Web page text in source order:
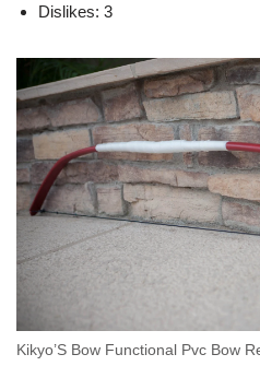
Dislikes: 3
Kikyo’S Bow Functional Pvc Bow